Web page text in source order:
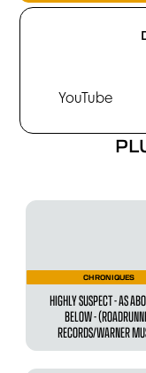
YouTube
CHRONIQUES
HIGHLY SUSPECT - AS
BELOW -
RECORDS/WARNER